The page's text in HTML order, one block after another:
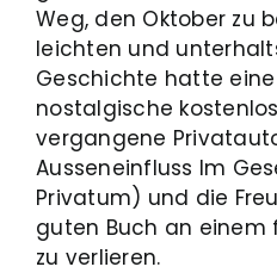
Weg, den Oktober zu
leichten und
Geschichte hatte
nostalgische
vergangene
Ausseneinfluss Im
Privatum) und die
guten Buch an
zu verlieren.